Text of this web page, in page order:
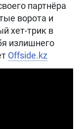
партнёра
ворота и
хет-трик в
излишнего
Offside.kz